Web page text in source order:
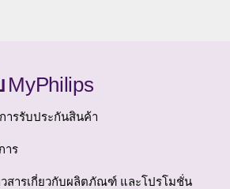
MyPhilips
ารรับประกันสินค้า
าร
สารเกี่ยวกับผลิตภัณฑ์ และโปรโมชั่น